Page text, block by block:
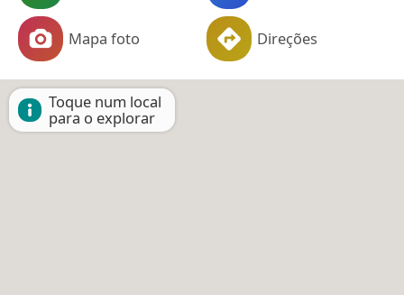
Mapa foto Direções
Toque num local
para o explorar